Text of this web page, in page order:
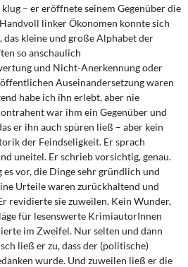
– er eröffnete seinem Gegenüber die
linker Ökonomen konnte sich
das kleine und große Alphabet der
so anschaulich
und Nicht-Anerkennung oder
Auseinandersetzung waren
habe ich ihn erlebt, aber nie
war ihm ein Gegenüber und
er ihn auch spüren ließ – aber kein
der Feindseligkeit. Er sprach
uneitel. Er schrieb vorsichtig, genau.
vor, die Dinge sehr gründlich und
Urteile waren zurückhaltend und
revidierte sie zuweilen. Kein Wunder,
für lesenswerte KrimiautorInnen
im Zweifel. Nur selten und dann
ließ er zu, dass der (politische)
wurde. Und zuweilen ließ er die